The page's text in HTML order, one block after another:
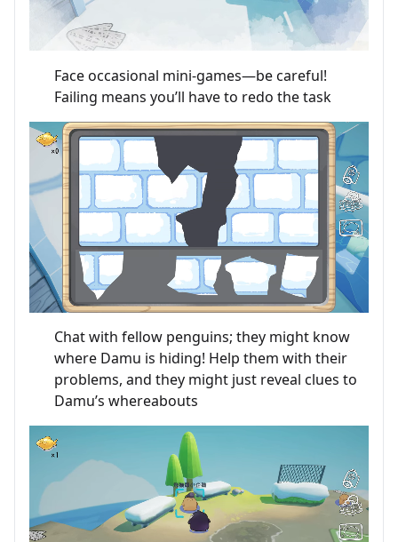
Face occasional mini-games—be careful!
Failing means you’ll have to redo the task
Chat with fellow penguins; they might know
where Damu is hiding! Help them with their
problems, and they might just reveal clues to
Damu’s whereabouts